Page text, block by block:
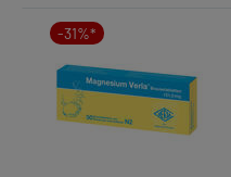
-31%*